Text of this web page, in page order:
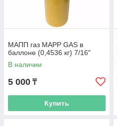
МАПП газ MAPP GAS в
баллоне (0,4536 кг) 7/16"
В наличии
5 000 ₸
Купить